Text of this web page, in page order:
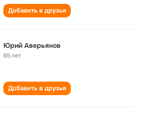
Добавить в друзья
Юрий Аверьянов
65 лет
Добавить в друзья